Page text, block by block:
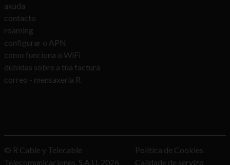
axuda
contacto
roaming
configurar o APN
como funciona o WiFi
dúbidas sobre a túa factura
correo - mensaxería R
© R Cable y Telecable
Telecomunicaciones, S.A.U. 2026
Política de Cookies
Calidade de servizo